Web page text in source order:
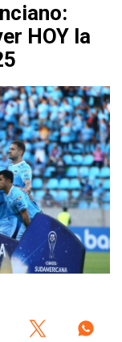
HOY la